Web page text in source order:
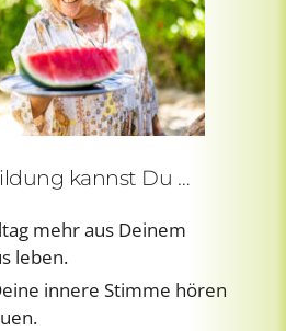
kannst Du …
mehr aus Deinem
leben.
innere Stimme hören